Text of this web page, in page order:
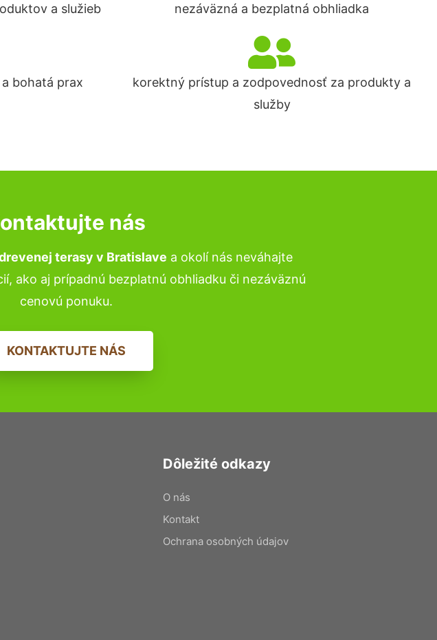
a služieb nezáväzná a bezplatná obhliadka
bohatá prax
korektný prístup a zodpovednosť za produkty a
služby
nás
terasy v Bratislave a okolí nás neváhajte
ako aj prípadnú bezplatnú obhliadku či nezáväznú
cenovú ponuku.
KONTAKTUJTE NÁS
Dôležité odkazy
O nás
Kontakt
Ochrana osobných údajov